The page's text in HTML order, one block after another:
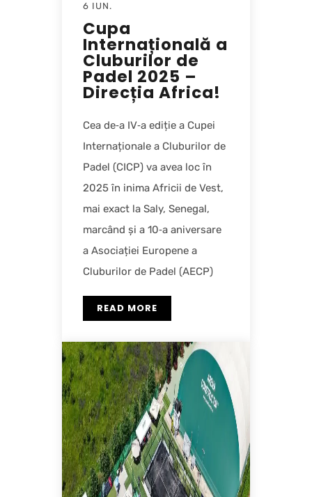
6 IUN.
Cupa
Internațională a
Cluburilor de
Padel 2025 –
Direcția Africa!
Cea de‑a IV‑a ediție a Cupei
Internaționale a Cluburilor de
Padel (CICP) va avea loc în
2025 în inima Africii de Vest,
mai exact la Saly, Senegal,
marcând și a 10‑a aniversare
a Asociației Europene a
Cluburilor de Padel (AECP)
READ MORE